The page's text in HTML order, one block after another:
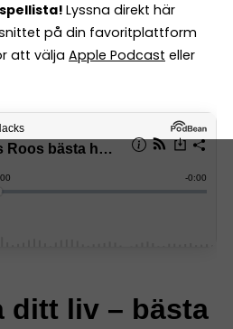
Lyssna direkt här
på din favoritplattform
att välja Apple Podcast eller
ditt liv – bästa